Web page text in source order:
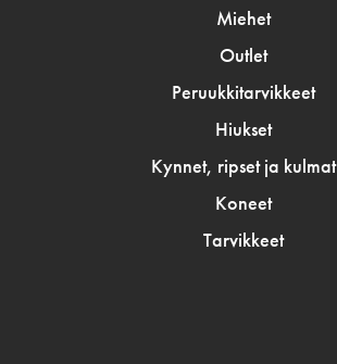
Miehet
Outlet
Peruukkitarvikkeet
Hiukset
Kynnet, ripset ja kulmat
Koneet
Tarvikkeet